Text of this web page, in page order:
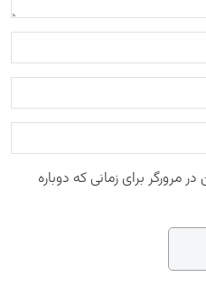
مرورگر برای زمانی که دوباره